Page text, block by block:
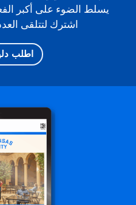
يسلط الضوء على أكبر
اشترك لتتلقى
اطلب